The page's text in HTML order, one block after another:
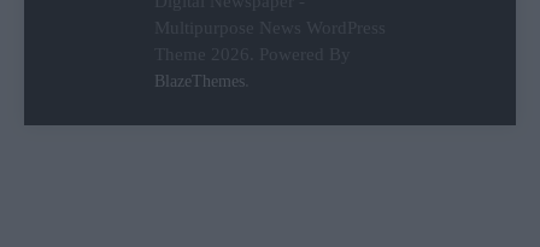
BlazeThemes